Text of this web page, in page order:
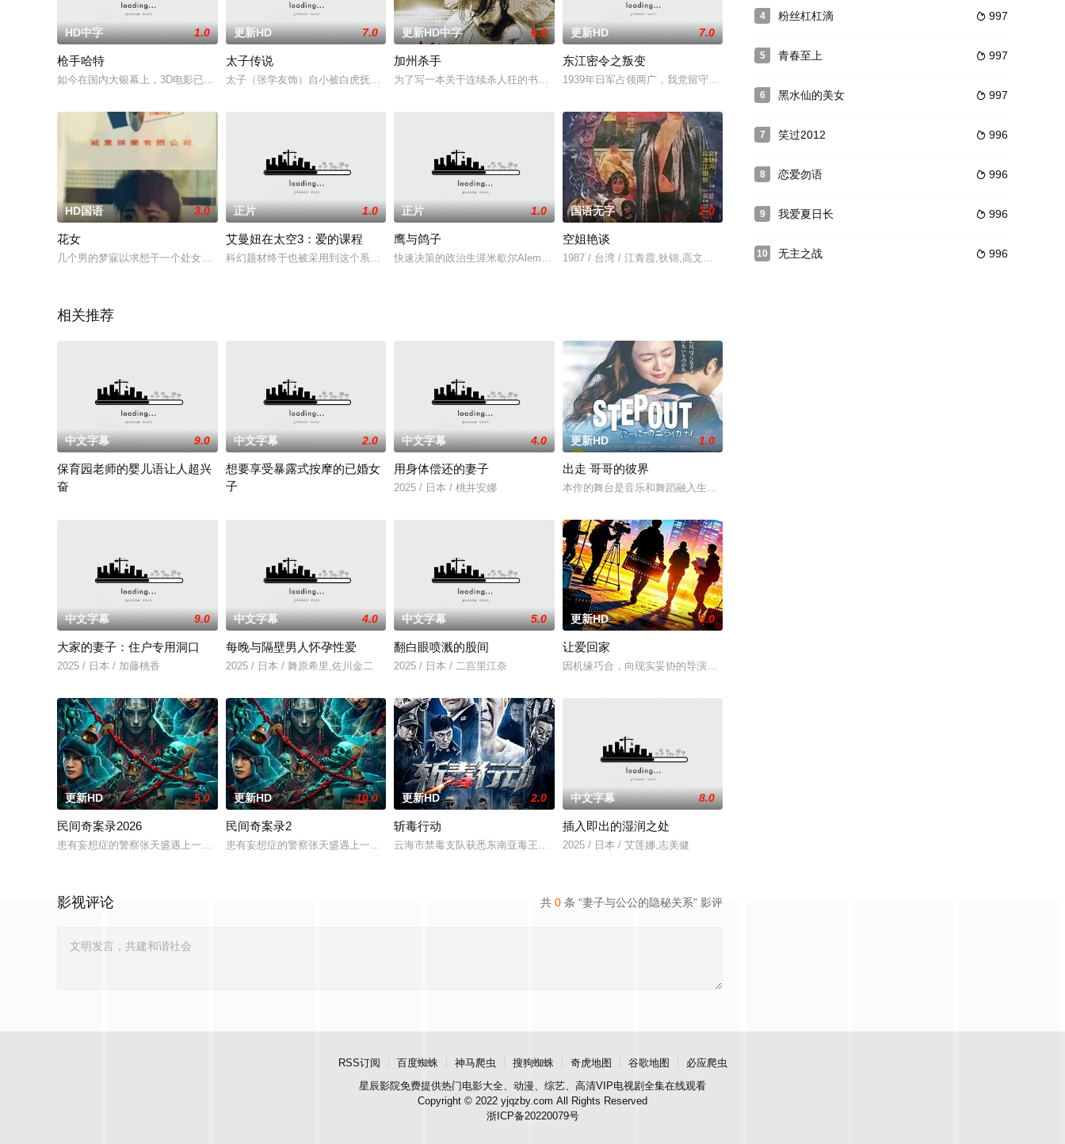
HD中字 1.0
枪手哈特
如今在国内大银幕上，3D电影已经遍地开花，立体视觉效果已经不单单是进口片的专利，国产片也开始或真或假（当
更新HD 7.0
太子传说
太子（张学友饰）自小被白虎抚养成人，爱护有加之余还把他训练成一具最有效用的杀人机器。 为更好的控制太子，
更新HD中字 6.0
加州杀手
为了写一本关于连续杀人狂的书，雅痞作家布莱恩·凯瑟（大卫·杜楚尼 David Duchovny 饰）携摄
更新HD 7.0
东江密令之叛变
1939年日军占领两广，我党留守的东江纵队组建了一支由爱国华侨为骨干的特别行动组。 中共情报人员孙琳琳
HD国语 3.0
花女
几个男的梦寐以求想干一个处女，最后还是让一个上了。此片在当时引起轰动，国内外行业者都纷纷感到震惊，算是比
正片 1.0
艾曼妞在太空3：爱的课程
科幻题材终于也被采用到这个系列中来了。高智慧外星飞船来到地球，发现地球人类生物独特好奇，并展开对人类性行
正片 1.0
鹰与鸽子
快速决策的政治生涯米歇尔Alemany和一个年轻吸毒者万岁蒙特罗在戏剧性的情况下满足：一个安静的角落，她
国语无字 2.0
空姐艳谈
1987 / 台湾 / 江青霞,狄锦,高文松,田明
相关推荐
中文字幕 9.0
保育园老师的婴儿语让人超兴
奋
中文字幕 2.0
想要享受暴露式按摩的已婚女
子
中文字幕 4.0
用身体偿还的妻子
2025 / 日本 / 桃井安娜
更新HD 1.0
出走 哥哥的彼界
本作的舞台是音乐和舞蹈融入生活的冲绳。与母亲朱音、妹妹舞一起生活的照屋踊，憧憬舞蹈学校的丽莎，开
中文字幕 9.0
大家的妻子：住户专用洞口
2025 / 日本 / 加藤桃香
中文字幕 4.0
每晚与隔壁男人怀孕性爱
2025 / 日本 / 舞原希里,佐川金二
中文字幕 5.0
翻白眼喷溅的股间
2025 / 日本 / 二宫里江奈
更新HD 9.0
让爱回家
因机缘巧合，向现实妥协的导演朱达仁萌生拍一部《河南人在北京》电影的念头，在说服主编姚松、老乡韩战
更新HD 5.0
民间奇案录2026
患有妄想症的警察张天盛遇上一起离奇的神像杀人事件，勘案过程中，牵引出“婴胎报仇”，“娘娘索命”等一连串妖
更新HD 10.0
民间奇案录2
患有妄想症的警察张天盛遇上一起离奇的神像杀人事件，勘案过程中，牵引出“婴胎报仇”，“娘娘索命”等一连串妖
更新HD 2.0
斩毒行动
云海市禁毒支队获悉东南亚毒王廖爷将携600余公斤毒品来云交易，火速成立“斩毒行动”专案组，借调警员安迪参
中文字幕 8.0
插入即出的湿润之处
2025 / 日本 / 艾莲娜,志美健
共 0 条 “妻子与公公的隐秘关系” 影评
影视评论
4  997
粉丝杠杠滴
5  997
青春至上
6  997
黑水仙的美女
7  996
笑过2012
8  996
恋爱勿语
9  996
我爱夏日长
10  996
无主之战
RSS订阅 百度蜘蛛 神马爬虫 搜狗蜘蛛 奇虎地图 谷歌地图
必应爬虫
星辰影院免费提供热门电影大全、动漫、综艺、高清VIP电视剧全集在线观看
Copyright © 2022 yjqzby.com All Rights Reserved
浙ICP备20220079号